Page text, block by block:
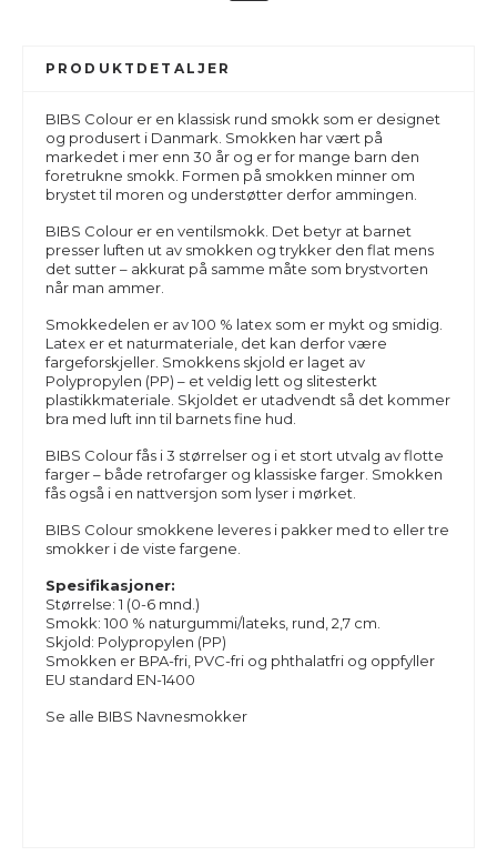
PRODUKTDETALJER
BIBS Colour er en klassisk rund smokk som er designet
og produsert i Danmark. Smokken har vært på
markedet i mer enn 30 år og er for mange barn den
foretrukne smokk. Formen på smokken minner om
brystet til moren og understøtter derfor ammingen.
BIBS Colour er en ventilsmokk. Det betyr at barnet
presser luften ut av smokken og trykker den flat mens
det sutter – akkurat på samme måte som brystvorten
når man ammer.
Smokkedelen er av 100 % latex som er mykt og smidig.
Latex er et naturmateriale, det kan derfor være
fargeforskjeller. Smokkens skjold er laget av
Polypropylen (PP) – et veldig lett og slitesterkt
plastikkmateriale. Skjoldet er utadvendt så det kommer
bra med luft inn til barnets fine hud.
BIBS Colourfås i 3 størrelser og i et stort utvalg av flotte
farger – både retrofarger og klassiske farger. Smokken
fås også i en nattversjon som lyser i mørket.
BIBS Colour smokkene leveres i pakker med to eller tre
smokker i de viste fargene.
Spesifikasjoner:
Størrelse: 1 (0-6 mnd.)
Smokk: 100 % naturgummi/lateks, rund, 2,7 cm.
Skjold: Polypropylen (PP)
Smokken er BPA-fri, PVC-fri og phthalatfri og oppfyller
EU standard EN-1400
Se alle BIBS Navnesmokker